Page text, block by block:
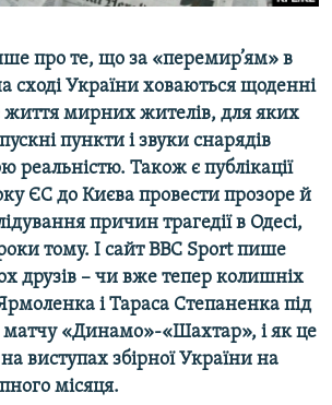
про те, що за «перемир’ям» в
сході України ховаються щоденні
життя мирних жителів, для яких
пункти і звуки снарядів
реальністю. Також є публікації
ЄС до Києва провести прозоре й
причин трагедії в Одесі,
тому. І сайт ВВС Sport пише
друзів – чи вже тепер колишніх
і Тараса Степаненка під
матчу «Динамо»-«Шахтар», і як це
виступах збірної України на
місяця.